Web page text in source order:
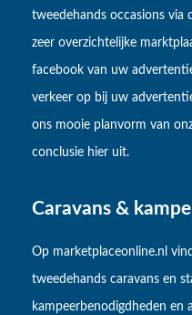
tweedehands occasions via
zeer overzichtelijke
facebook van uw
verkeer op bij uw
ons mooie planvorm van
conclusie hier uit.
Caravans &
Op marketplaceonline.nl
tweedehands caravans en
kampeerbenodigdheden en